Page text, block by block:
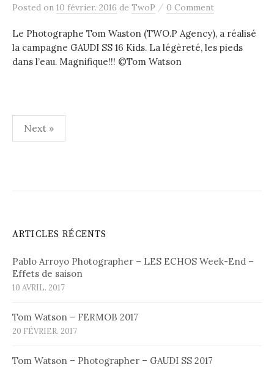
Posted on 10 février. 2016 de TwoP / 0 Comment
Le Photographe Tom Waston (TWO.P Agency), a réalisé
la campagne GAUDI SS 16 Kids. La légèreté, les pieds
dans l’eau. Magnifique!!! ©Tom Watson
Pagination
des
Next »
ARTICLES RÉCENTS
Pablo Arroyo Photographer – LES ECHOS Week-End –
Effets de saison
10 AVRIL. 2017
Tom Watson – FERMOB 2017
20 FÉVRIER. 2017
Tom Watson – Photographer – GAUDI SS 2017